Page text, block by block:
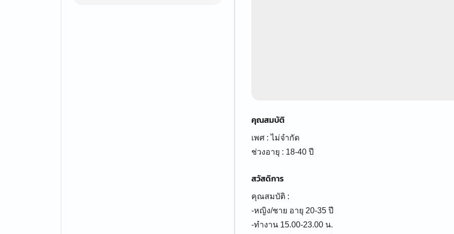
คุณสมบัติ
เพศ : ไม่จำกัด
ช่วงอายุ : 18-40 ปี
สวัสดิการ
คุณสมบัติ :
-หญิง/ชาย อายุ 20-35 ปี
-ทำงาน 15.00-23.00 น.